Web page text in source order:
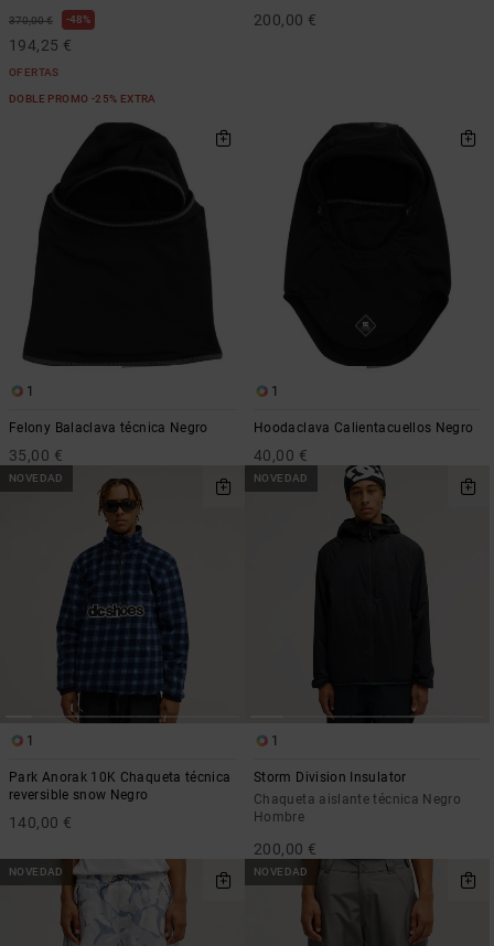
370,00 € 48%
194,25 €
OFERTAS
DOBLE PROMO -25% EXTRA
200,00 €
1
Felony Balaclava técnica Negro
35,00 €
1
Hoodaclava Calientacuellos Negro
40,00 €
NOVEDAD
1
Park Anorak 10K Chaqueta técnica
reversible snow Negro
140,00 €
NOVEDAD
1
Storm Division Insulator
Chaqueta aislante técnica Negro
Hombre
200,00 €
NOVEDAD NOVEDAD